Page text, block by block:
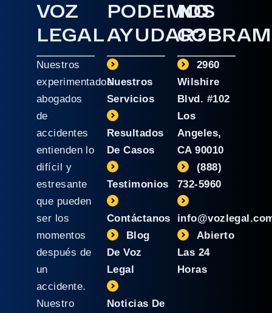
VOZ
LEGAL
Nuestros
experimentados
abogados
de
accidentes
entienden lo
difícil y
estresante
que pueden
ser los
momentos
después de
un
accidente.
Nuestro
PODEMOS
AYUDAR?
Nuestros
Servicios
Resultados
De Casos
Testimonios
Contáctanos
Blog
De Voz
Legal
Noticias De
NO
2960
Wilshire
Blvd. #102
Los
Angeles,
CA 90010
(888)
732-5960
Abierto
Las 24
Horas